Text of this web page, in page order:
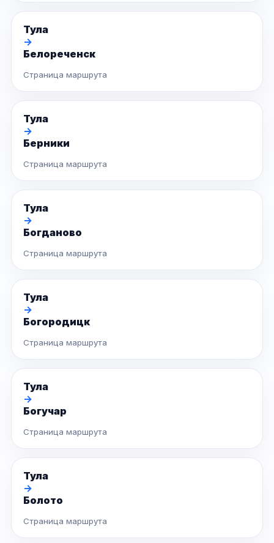
Тула
→
Белореченск
Страница маршрута
Тула
→
Берники
Страница маршрута
Тула
→
Богданово
Страница маршрута
Тула
→
Богородицк
Страница маршрута
Тула
→
Богучар
Страница маршрута
Тула
→
Болото
Страница маршрута